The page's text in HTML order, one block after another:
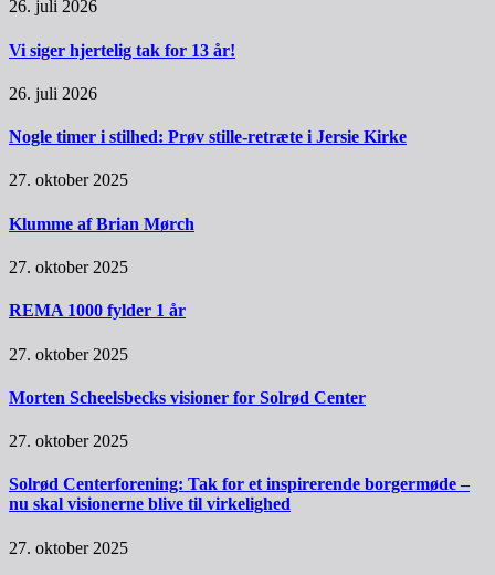
26. juli 2026
Vi siger hjertelig tak for 13 år!
26. juli 2026
Nogle timer i stilhed: Prøv stille-retræte i Jersie Kirke
27. oktober 2025
Klumme af Brian Mørch
27. oktober 2025
REMA 1000 fylder 1 år
27. oktober 2025
Morten Scheelsbecks visioner for Solrød Center
27. oktober 2025
Solrød Centerforening: Tak for et inspirerende borgermøde –
nu skal visionerne blive til virkelighed
27. oktober 2025